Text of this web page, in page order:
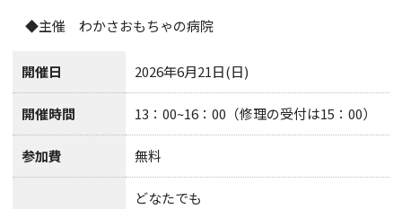
◆主催 わかさおもちゃの病院
開催日 2026年6月21日(日)
開催時間 13：00~16：00（修理の受付は15：00）
参加費 無料
どなたでも